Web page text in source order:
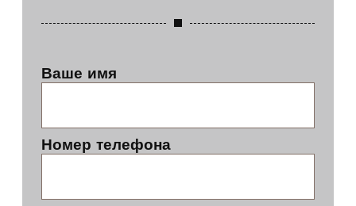
Ваше имя
Номер телефона